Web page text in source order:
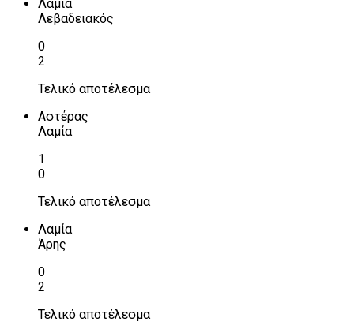
Λαμία
Λεβαδειακός
0
2
Τελικό αποτέλεσμα
Αστέρας
Λαμία
1
0
Τελικό αποτέλεσμα
Λαμία
Άρης
0
2
Τελικό αποτέλεσμα